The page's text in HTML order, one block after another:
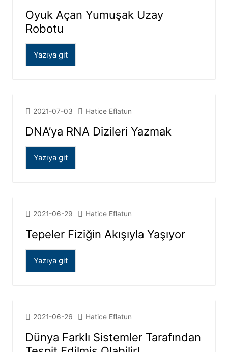
Oyuk Açan Yumuşak Uzay
Robotu
Yazıya git
2021-07-03 Hatice Eflatun
DNA’ya RNA Dizileri Yazmak
Yazıya git
2021-06-29 Hatice Eflatun
Tepeler Fiziğin Akışıyla Yaşıyor
Yazıya git
2021-06-26 Hatice Eflatun
Dünya Farklı Sistemler Tarafından